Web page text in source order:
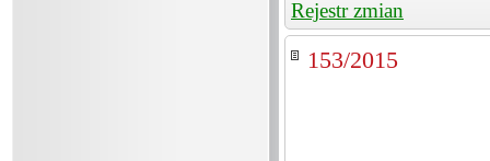
Rejestr zmian
153/2015